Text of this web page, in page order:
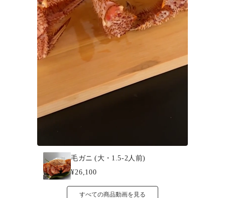
毛ガニ (大・1.5-2人前)
¥26,100
すべての商品動画を見る